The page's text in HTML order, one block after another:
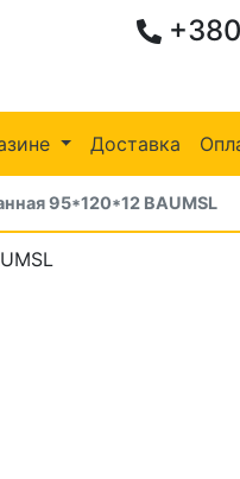
Доставка
95*120*12 BAUMSL